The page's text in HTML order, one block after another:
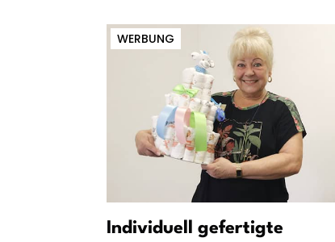
WERBUNG
Individuell gefertigte